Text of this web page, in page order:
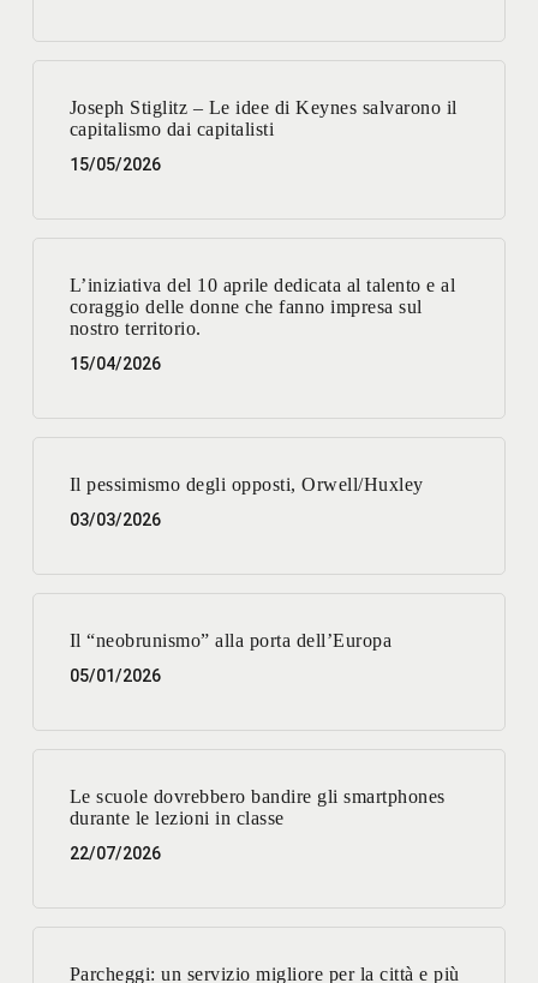
Joseph Stiglitz – Le idee di Keynes salvarono il
capitalismo dai capitalisti
15/05/2026
L’iniziativa del 10 aprile dedicata al talento e al
coraggio delle donne che fanno impresa sul
nostro territorio.
15/04/2026
Il pessimismo degli opposti, Orwell/Huxley
03/03/2026
Il “neobrunismo” alla porta dell’Europa
05/01/2026
Le scuole dovrebbero bandire gli smartphones
durante le lezioni in classe
22/07/2026
Parcheggi: un servizio migliore per la città e più